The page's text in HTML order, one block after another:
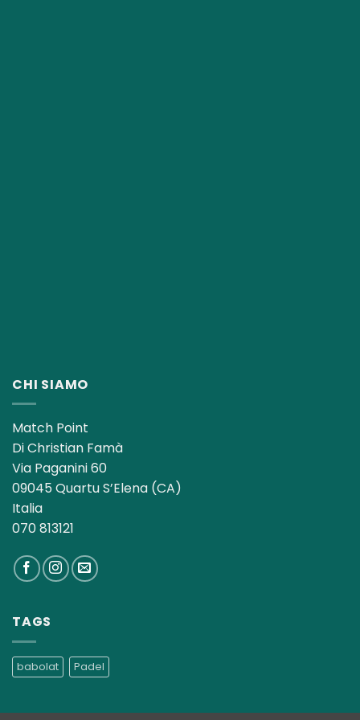
CHI SIAMO
Match Point
Di Christian Famà
Via Paganini 60
09045 Quartu S’Elena (CA)
Italia
070 813121
TAGS
babolat Padel